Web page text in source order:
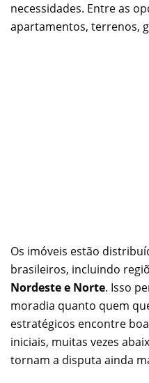
necessidades. Entre as
apartamentos, terrenos,
Os imóveis estão
brasileiros, incluindo
Nordeste e Norte. Isso
moradia quanto quem
estratégicos encontre
iniciais, muitas vezes
tornam a disputa ainda